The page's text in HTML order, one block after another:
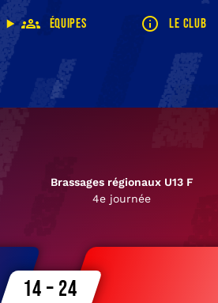
Équipes Le club
Brassages régionaux U13 F
4e journée
14 – 24